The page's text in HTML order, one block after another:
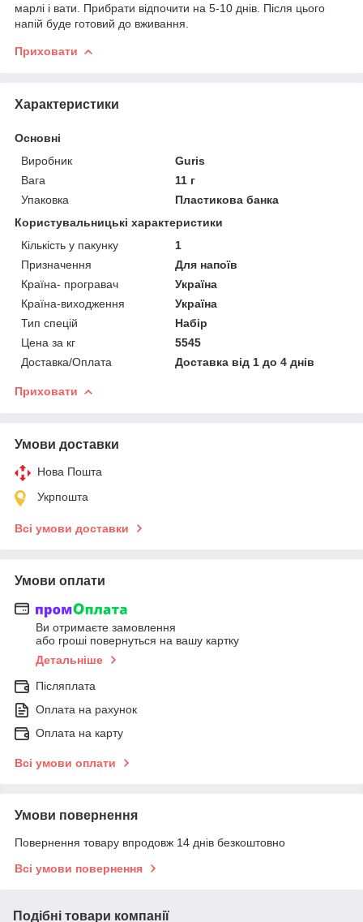
марлі і вати. Прибрати відпочити на 5-10 днів. Після цього
напій буде готовий до вживання.
Приховати
Характеристики
Основні
Виробник
Guris
Вага
11 г
Упаковка
Пластикова банка
Користувальницькі характеристики
Кількість у пакунку
1
Призначення
Для напоїв
Країна- програвач
Україна
Країна-виходження
Україна
Тип спецій
Набір
Цена за кг
5545
Доставка/Оплата
Доставка від 1 до 4 днів
Приховати
Умови доставки
Нова Пошта
Укрпошта
Всі умови доставки
Умови оплати
Ви отримаєте замовлення
або гроші повернуться на вашу картку
Детальніше
Післяплата
Оплата на рахунок
Оплата на карту
Всі умови оплати
Умови повернення
Повернення товару впродовж 14 днів безкоштовно
Всі умови повернення
Подібні товари компанії